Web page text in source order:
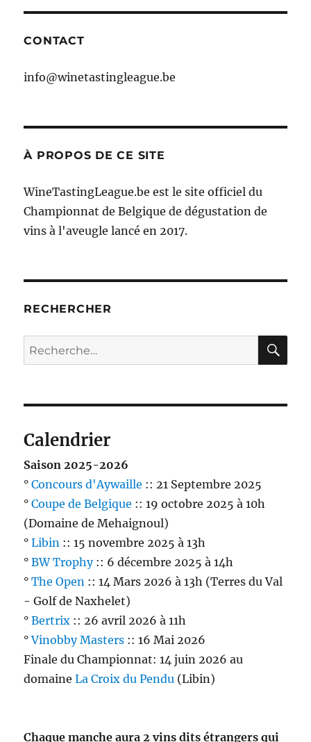
CONTACT
info@winetastingleague.be
À PROPOS DE CE SITE
WineTastingLeague.be est le site officiel du
Championnat de Belgique de dégustation de
vins à l'aveugle lancé en 2017.
RECHERCHER
Recherche
pour :
Calendrier
Saison 2025-2026
°Concours d'Aywaille :: 21 Septembre 2025
°Coupe de Belgique :: 19 octobre 2025 à 10h
(Domaine de Mehaignoul)
°Libin :: 15 novembre 2025 à 13h
°BW Trophy:: 6 décembre 2025 à 14h
°The Open :: 14 Mars 2026 à 13h (Terres du Val
- Golf de Naxhelet)
°Bertrix :: 26 avril 2026 à 11h
°Vinobby Masters :: 16 Mai 2026
Finale du Championnat: 14 juin 2026 au
domaineLa Croix du Pendu (Libin)
Chaque manche aura 2 vins dits étrangers qui